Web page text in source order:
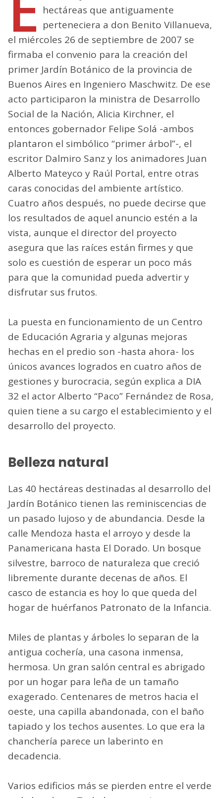
hectáreas que antiguamente
perteneciera a don Benito Villanueva,
el miércoles 26 de septiembre de 2007 se
firmaba el convenio para la creación del
primer Jardín Botánico de la provincia de
Buenos Aires en Ingeniero Maschwitz. De ese
acto participaron la ministra de Desarrollo
Social de la Nación, Alicia Kirchner, el
entonces gobernador Felipe Solá -ambos
plantaron el simbólico “primer árbol”-, el
escritor Dalmiro Sanz y los animadores Juan
Alberto Mateyco y Raúl Portal, entre otras
caras conocidas del ambiente artístico.
Cuatro años después, no puede decirse que
los resultados de aquel anuncio estén a la
vista, aunque el director del proyecto
asegura que las raíces están firmes y que
solo es cuestión de esperar un poco más
para que la comunidad pueda advertir y
disfrutar sus frutos.
La puesta en funcionamiento de un Centro
de Educación Agraria y algunas mejoras
hechas en el predio son -hasta ahora- los
únicos avances logrados en cuatro años de
gestiones y burocracia, según explica a DIA
32 el actor Alberto “Paco” Fernández de Rosa,
quien tiene a su cargo el establecimiento y el
desarrollo del proyecto.
Belleza natural
Las 40 hectáreas destinadas al desarrollo del
Jardín Botánico tienen las reminiscencias de
un pasado lujoso y de abundancia. Desde la
calle Mendoza hasta el arroyo y desde la
Panamericana hasta El Dorado. Un bosque
silvestre, barroco de naturaleza que creció
libremente durante decenas de años. El
casco de estancia es hoy lo que queda del
hogar de huérfanos Patronato de la Infancia.
Miles de plantas y árboles lo separan de la
antigua cochería, una casona inmensa,
hermosa. Un gran salón central es abrigado
por un hogar para leña de un tamaño
exagerado. Centenares de metros hacia el
oeste, una capilla abandonada, con el baño
tapiado y los techos ausentes. Lo que era la
chanchería parece un laberinto en
decadencia.
Varios edificios más se pierden entre el verde